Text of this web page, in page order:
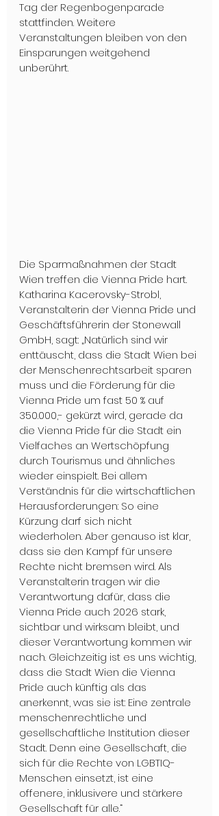
Tag der Regenbogenparade
stattfinden. Weitere
Veranstaltungen bleiben von den
Einsparungen weitgehend
unberührt.
Die Sparmaßnahmen der Stadt
Wien treffen die Vienna Pride hart.
Katharina Kacerovsky-Strobl,
Veranstalterin der Vienna Pride und
Geschäftsführerin der Stonewall
GmbH, sagt: „Natürlich sind wir
enttäuscht, dass die Stadt Wien bei
der Menschenrechtsarbeit sparen
muss und die Förderung für die
Vienna Pride um fast 50 % auf
350.000,- gekürzt wird, gerade da
die Vienna Pride für die Stadt ein
Vielfaches an Wertschöpfung
durch Tourismus und ähnliches
wieder einspielt. Bei allem
Verständnis für die wirtschaftlichen
Herausforderungen: So eine
Kürzung darf sich nicht
wiederholen. Aber genauso ist klar,
dass sie den Kampf für unsere
Rechte nicht bremsen wird. Als
Veranstalterin tragen wir die
Verantwortung dafür, dass die
Vienna Pride auch 2026 stark,
sichtbar und wirksam bleibt, und
dieser Verantwortung kommen wir
nach. Gleichzeitig ist es uns wichtig,
dass die Stadt Wien die Vienna
Pride auch künftig als das
anerkennt, was sie ist: Eine zentrale
menschenrechtliche und
gesellschaftliche Institution dieser
Stadt. Denn eine Gesellschaft, die
sich für die Rechte von LGBTIQ-
Menschen einsetzt, ist eine
offenere, inklusivere und stärkere
Gesellschaft für alle.“